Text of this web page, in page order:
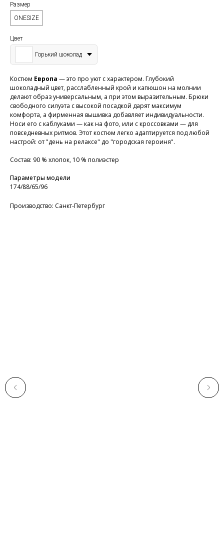
Размер
ONESIZE
Цвет
Горький шоколад
Костюм Европа — это про уют с характером. Глубокий
шоколадный цвет, расслабленный крой и капюшон на молнии
делают образ универсальным, а при этом выразительным. Брюки
свободного силуэта с высокой посадкой дарят максимум
комфорта, а фирменная вышивка добавляет индивидуальности.
Носи его с каблуками — как на фото, или с кроссовками — для
повседневных ритмов. Этот костюм легко адаптируется под любой
настрой: от "день на релаксе" до "городская героиня".
Состав: 90 % хлопок, 10 % полиэстер
Параметры модели
174/88/65/96
Производство: Санкт-Петербург